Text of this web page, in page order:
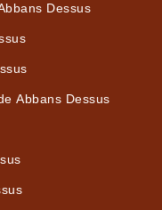
Dessus
Abbans Dessus